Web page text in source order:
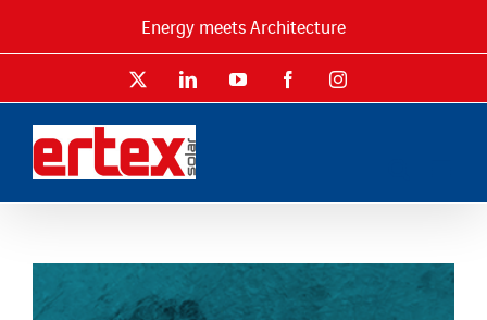
Energy meets Architecture
LinkedInYouTube FacebookInstagram